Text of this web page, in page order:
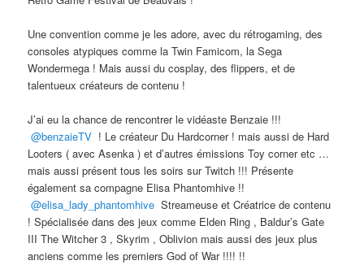
Une convention comme je les adore, avec du rétrogaming, des
consoles atypiques comme la Twin Famicom, la Sega
Wondermega ! Mais aussi du cosplay, des flippers, et de
talentueux créateurs de contenu !
J’ai eu la chance de rencontrer le vidéaste Benzaie !!!
@benzaieTV ! Le créateur Du Hardcorner ! mais aussi de Hard
Looters ( avec Asenka ) et d’autres émissions Toy corner etc …
mais aussi présent tous les soirs sur Twitch !!! Présente
également sa compagne Elisa Phantomhive !!
@elisa_lady_phantomhive Streameuse et Créatrice de contenu
! Spécialisée dans des jeux comme Elden Ring , Baldur’s Gate
III The Witcher 3 , Skyrim , Oblivion mais aussi des jeux plus
anciens comme les premiers God of War !!!! !!